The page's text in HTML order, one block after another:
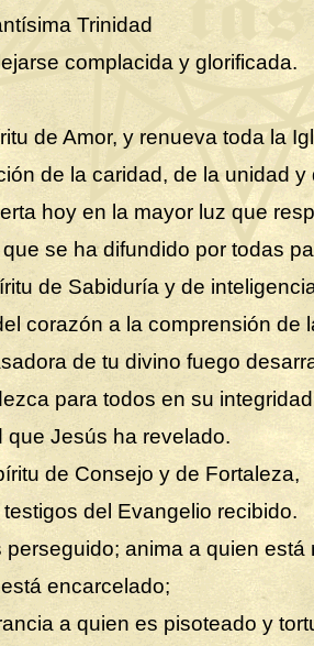
Trinidad
complacida y glorificada.
de Amor, y renueva toda la
de la caridad, de la unidad
hoy en la mayor luz que
se ha difundido por todas
de Sabiduría y de
corazón a la comprensión de
de tu divino fuego
para todos en su integridad
que Jesús ha revelado.
de Consejo y de Fortaleza,
del Evangelio recibido.
perseguido; anima a quien está
encarcelado;
a quien es pisoteado y